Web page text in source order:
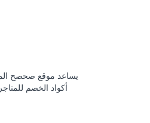
يساعد موقع صحصح
أكواد الخصم